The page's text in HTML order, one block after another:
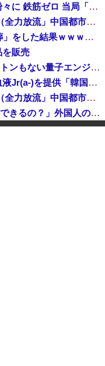
【悲報】 中国、橋の欄干が強風一発で粉々に 鉄筋ゼロ 当局「接着剤でくっつけただけ」「正常で、品質問題はない」
中国「大洪水！」三峡ダム「9門開放！（全力放流」中国都市「三峡沿線の道路水没」中国政府「高速道路封鎖！」中国ダム「緊急放流に合わせて開門（土砂崩れ発生」→
VTuberさん、祖母の「家族だけの一日葬」をした結果ｗｗｗｗｗｗｗ
を販売
世界初の超伝導量子熱機関…燃料もピストンもない量子エンジンが回った！
【速報】 日本赤十字社、韓国に超希少血液Jr(a-)を提供「韓国内では適合する血液を確保できなかった」※今回で4回目
中国「大洪水！」三峡ダム「9門開放！（全力放流」中国都市「三峡沿線の道路水没」中国政府「高速道路封鎖！」中国ダム「緊急放流に合わせて開門（土砂崩れ発生」→
「あきれてモノが言えない」「国を維持できるの？」外国人の永住許可要件の厳格化で在日中国人の本音は？
高市総理「物価上昇を上回る賃上げを日本に定着させる」国家公務員月給3.51％増へ 地方公務員も追随する見通し